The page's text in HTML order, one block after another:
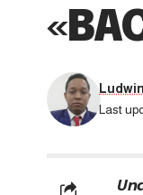
Last